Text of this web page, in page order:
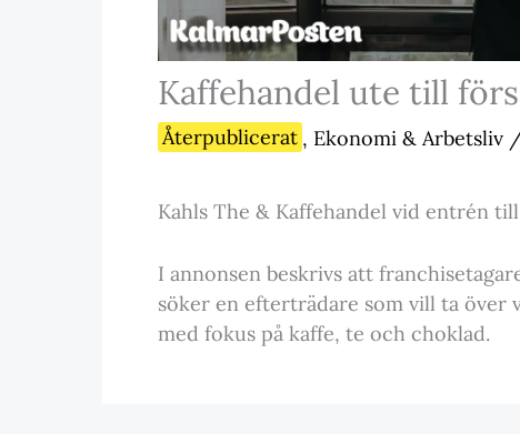
Kaffehandel ute till
Återpublicerat , Ekonomi & Arbetsliv
Kahls The & Kaffehandel vid entrén
I annonsen beskrivs att
söker en efterträdare som vill ta över
med fokus på kaffe, te och choklad.